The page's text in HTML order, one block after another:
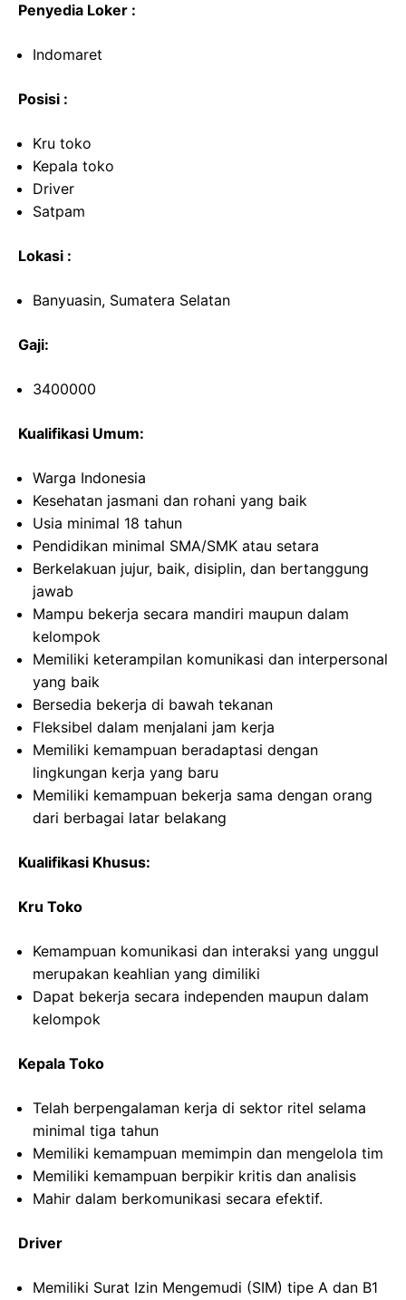
Penyedia Loker :
Indomaret
Posisi :
Kru toko
Kepala toko
Driver
Satpam
Lokasi :
Banyuasin, Sumatera Selatan
Gaji:
3400000
Kualifikasi Umum:
Warga Indonesia
Kesehatan jasmani dan rohani yang baik
Usia minimal 18 tahun
Pendidikan minimal SMA/SMK atau setara
Berkelakuan jujur, baik, disiplin, dan bertanggung
jawab
Mampu bekerja secara mandiri maupun dalam
kelompok
Memiliki keterampilan komunikasi dan interpersonal
yang baik
Bersedia bekerja di bawah tekanan
Fleksibel dalam menjalani jam kerja
Memiliki kemampuan beradaptasi dengan
lingkungan kerja yang baru
Memiliki kemampuan bekerja sama dengan orang
dari berbagai latar belakang
Kualifikasi Khusus:
Kru Toko
Kemampuan komunikasi dan interaksi yang unggul
merupakan keahlian yang dimiliki
Dapat bekerja secara independen maupun dalam
kelompok
Kepala Toko
Telah berpengalaman kerja di sektor ritel selama
minimal tiga tahun
Memiliki kemampuan memimpin dan mengelola tim
Memiliki kemampuan berpikir kritis dan analisis
Mahir dalam berkomunikasi secara efektif.
Driver
Memiliki Surat Izin Mengemudi (SIM) tipe A dan B1